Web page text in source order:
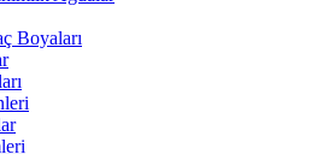
Boyaları